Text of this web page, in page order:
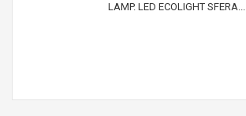
LAMP. LED ECOLIGHT SFERA...